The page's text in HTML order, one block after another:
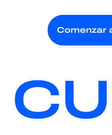
Comenzar